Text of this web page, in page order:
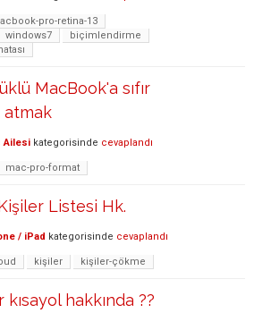
pro-retina-13
windows7
biçimlendirme
MacBook'a sıfır
Ailesi kategorisinde cevaplandı
mac-pro-format
Listesi Hk.
/ iPad kategorisinde cevaplandı
kişiler kişiler-çökme
hakkında ??